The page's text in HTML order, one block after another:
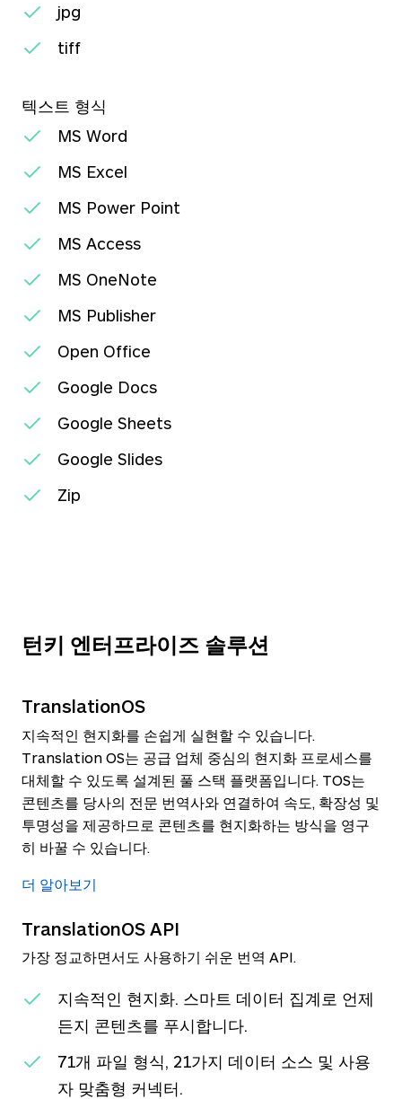
jpg
tiff
텍스트 형식
MS Word
MS Excel
MS Power Point
MS Access
MS OneNote
MS Publisher
Open Office
Google Docs
Google Sheets
Google Slides
Zip
턴키 엔터프라이즈 솔루션
TranslationOS
지속적인 현지화를 손쉽게 실현할 수 있습니다.
Translation OS는 공급 업체 중심의 현지화 프로세스를
대체할 수 있도록 설계된 풀 스택 플랫폼입니다. TOS는
콘텐츠를 당사의 전문 번역사와 연결하여 속도, 확장성 및
투명성을 제공하므로 콘텐츠를 현지화하는 방식을 영구
히 바꿀 수 있습니다.
더 알아보기
TranslationOS API
가장 정교하면서도 사용하기 쉬운 번역 API.
지속적인 현지화. 스마트 데이터 집계로 언제
든지 콘텐츠를 푸시합니다.
71개 파일 형식, 21가지 데이터 소스 및 사용
자 맞춤형 커넥터.